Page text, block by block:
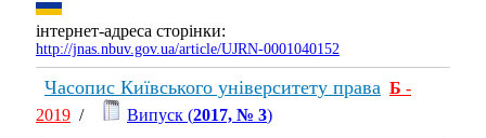
інтернет-адреса сторінки:
http://jnas.nbuv.gov.ua/article/UJRN-0001040152
Часопис Київського університету права Б -
2019 / Випуск (2017, № 3)